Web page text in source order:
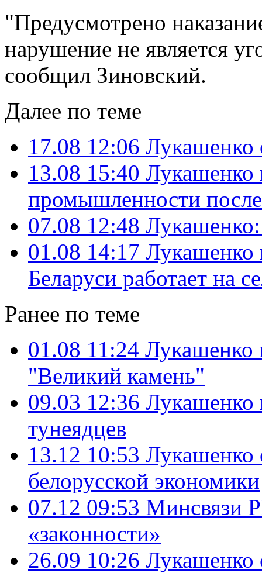
"Предусмотрено
нарушение не является
сообщил Зиновский.
Далее по теме
17.08 12:06 Лукашенко
13.08 15:40 Лукашенко
промышленности
07.08 12:48
01.08 14:17 Лукашенко
Беларуси работает на
Ранее по теме
01.08 11:24 Лукашенко
"Великий камень"
09.03 12:36 Лукашенко
тунеядцев
13.12 10:53 Лукашенко
белорусской экономики
07.12 09:53 Минсвязи
«законности»
26.09 10:26 Лукашенко